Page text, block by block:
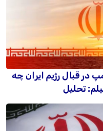
در قبال رژیم ایران چه
تحلیل